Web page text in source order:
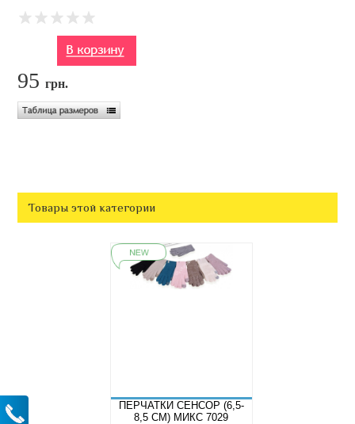
95грн.
Товары этой категории
ПЕРЧАТКИ СЕНСОР (6,5-
8,5 СМ) МИКС 7029